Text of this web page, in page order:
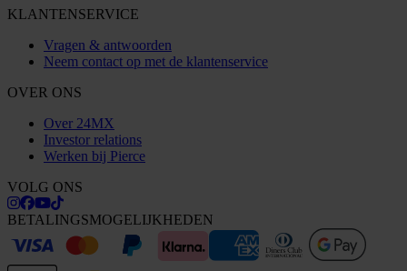
KLANTENSERVICE
Vragen & antwoorden
Neem contact op met de klantenservice
OVER ONS
Over 24MX
Investor relations
Werken bij Pierce
VOLG ONS
BETALINGSMOGELIJKHEDEN